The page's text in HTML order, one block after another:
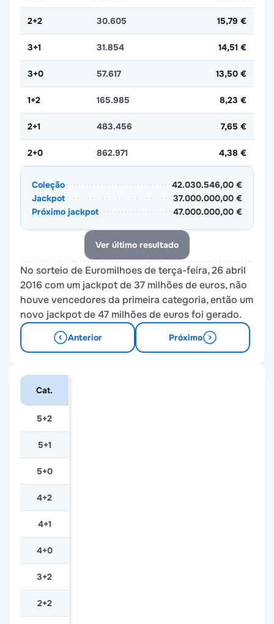
2+2 30.605 15,79 €
3+1 31.854 14,51 €
3+0 57.617 13,50 €
1+2 165.985 8,23 €
2+1 483.456 7,65 €
2+0 862.971 4,38 €
Coleção
42.030.546,00 €
Jackpot
37.000.000,00 €
Próximo jackpot
47.000.000,00 €
Ver último resultado
No sorteio de Euromilhoes de terça-feira, 26 abril
2016 com um jackpot de 37 milhões de euros, não
houve vencedores da primeira categoria, então um
novo jackpot de 47 milhões de euros foi gerado.
Anterior Próximo
Cat.
5+2
5+1
5+0
4+2
4+1
4+0
3+2
2+2